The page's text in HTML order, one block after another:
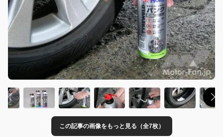
この記事の画像をもっと見る（全7枚）